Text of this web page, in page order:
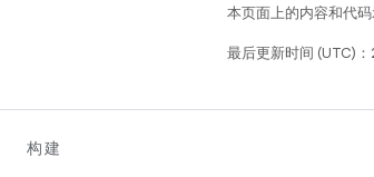
本页面上的内容和代
最后更新时间 (UTC)
构建